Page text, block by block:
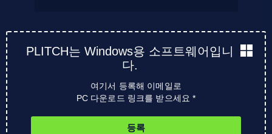
PLITCH는 Windows용 소프트웨어입니
다.
여기서 등록해 이메일로
PC 다운로드 링크를 받으세요 *
등록